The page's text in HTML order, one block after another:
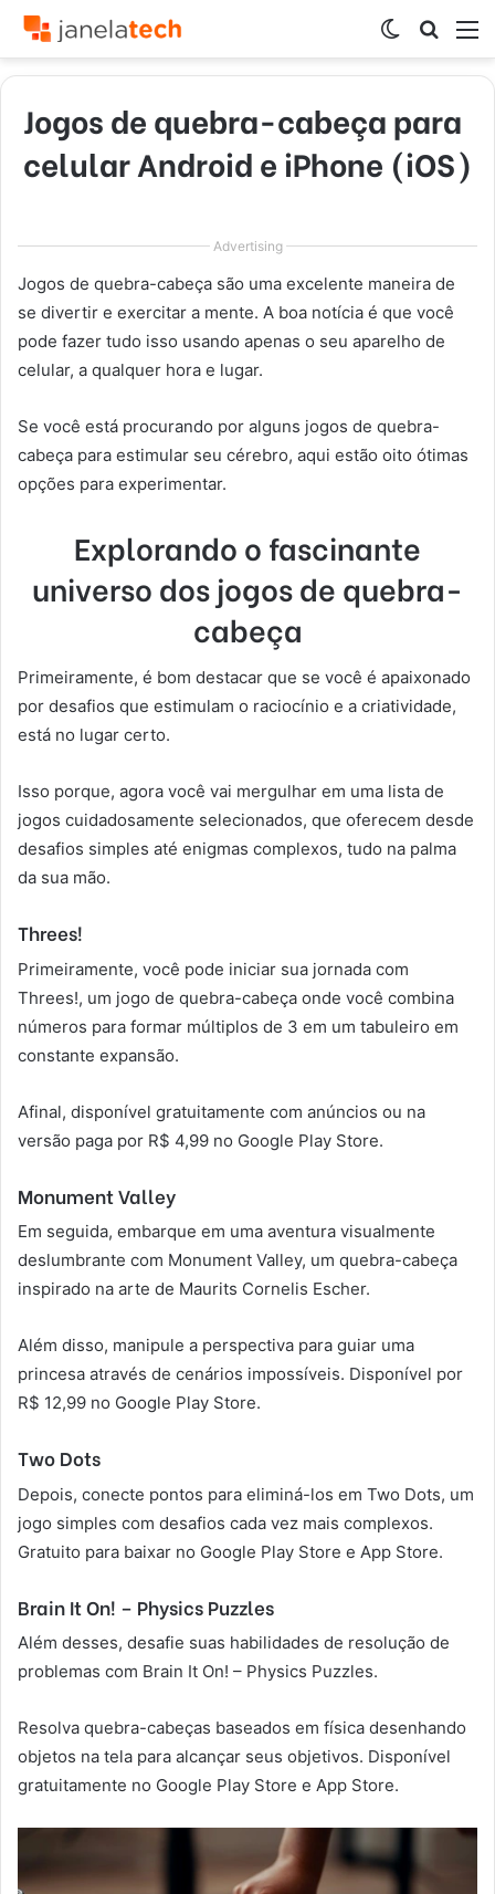
por
Switch
skin
Jogos de quebra-cabeça para
celular Android e iPhone (iOS)
Advertising
Jogos de quebra-cabeça são uma excelente maneira de
se divertir e exercitar a mente. A boa notícia é que você
pode fazer tudo isso usando apenas o seu aparelho de
celular, a qualquer hora e lugar.
Se você está procurando por alguns jogos de quebra-
cabeça para estimular seu cérebro, aqui estão oito ótimas
opções para experimentar.
Explorando o fascinante
universo dos jogos de quebra-
cabeça
Primeiramente, é bom destacar que se você é apaixonado
por desafios que estimulam o raciocínio e a criatividade,
está no lugar certo.
Isso porque, agora você vai mergulhar em uma lista de
jogos cuidadosamente selecionados, que oferecem desde
desafios simples até enigmas complexos, tudo na palma
da sua mão.
Threes!
Primeiramente, você pode iniciar sua jornada com
Threes!, um jogo de quebra-cabeça onde você combina
números para formar múltiplos de 3 em um tabuleiro em
constante expansão.
Afinal, disponível gratuitamente com anúncios ou na
versão paga por R$ 4,99 no Google Play Store.
Monument Valley
Em seguida, embarque em uma aventura visualmente
deslumbrante com Monument Valley, um quebra-cabeça
inspirado na arte de Maurits Cornelis Escher.
Além disso, manipule a perspectiva para guiar uma
princesa através de cenários impossíveis. Disponível por
R$ 12,99 no Google Play Store.
Two Dots
Depois, conecte pontos para eliminá-los em Two Dots, um
jogo simples com desafios cada vez mais complexos.
Gratuito para baixar no Google Play Store e App Store.
Brain It On! – Physics Puzzles
Além desses, desafie suas habilidades de resolução de
problemas com Brain It On! – Physics Puzzles.
Resolva quebra-cabeças baseados em física desenhando
objetos na tela para alcançar seus objetivos. Disponível
gratuitamente no Google Play Store e App Store.